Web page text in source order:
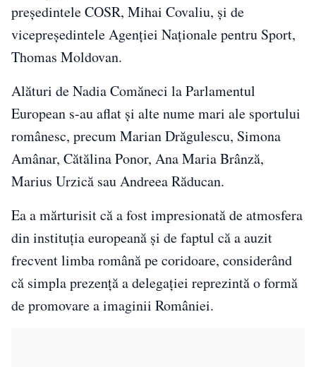
președintele COSR, Mihai Covaliu, și de
vicepreședintele Agenției Naționale pentru Sport,
Thomas Moldovan.
Alături de Nadia Comăneci la Parlamentul
European s-au aflat și alte nume mari ale sportului
românesc, precum Marian Drăgulescu, Simona
Amânar, Cătălina Ponor, Ana Maria Brânză,
Marius Urzică sau Andreea Răducan.
Ea a mărturisit că a fost impresionată de atmosfera
din instituția europeană și de faptul că a auzit
frecvent limba română pe coridoare, considerând
că simpla prezență a delegației reprezintă o formă
de promovare a imaginii României.